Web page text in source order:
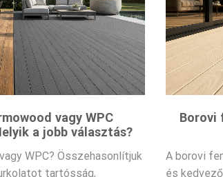
vagy WPC
a jobb választás?
WPC? Összehasonlítjuk
tartósság,
Borovi
A borovi
és